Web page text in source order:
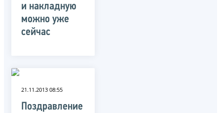
и накладную
можно уже
сейчас
21.11.2013 08:55
Поздравление